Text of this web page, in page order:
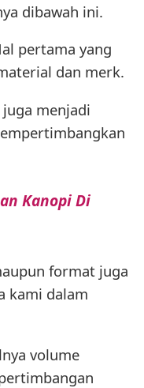
dibawah ini.
pertama yang
dan merk.
menjadi
Kanopi Di
format juga
kami dalam
volume